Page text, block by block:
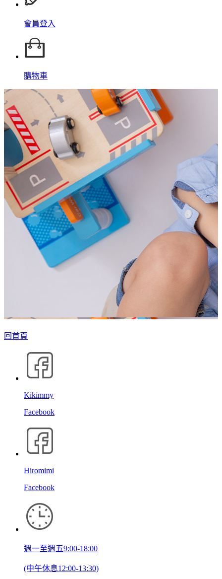
會員登入
購物車
回首頁
Kikimmy
Facebook
Hiromimi
Facebook
週一至週五9:00-18:00
(中午休息12:00-13:30)